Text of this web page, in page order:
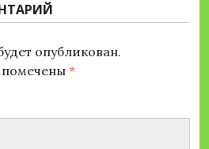
опубликован.
помечены *